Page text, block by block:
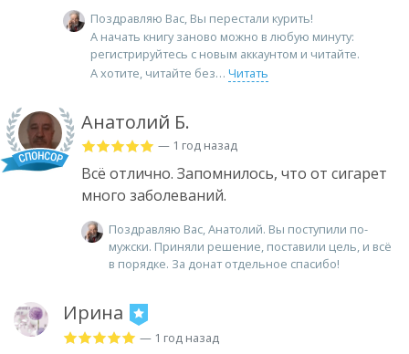
Поздравляю Вас, Вы перестали курить!
А начать книгу заново можно в любую минуту:
регистрируйтесь с новым аккаунтом и читайте.
А хотите, читайте без
Читать
Анатолий Б.
— 1 год назад
Всё отлично. Запомнилось, что от сигарет
много заболеваний.
Поздравляю Вас, Анатолий. Вы поступили по-
мужски. Приняли решение, поставили цель, и всё
в порядке. За донат отдельное спасибо!
Ирина
— 1 год назад